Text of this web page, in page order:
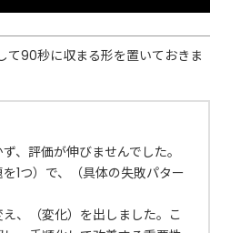
て90秒に収まる形を置いておきま
、評価が伸びませんでした。
1つ）で、（具体の失敗パター
、（変化）を出しました。こ